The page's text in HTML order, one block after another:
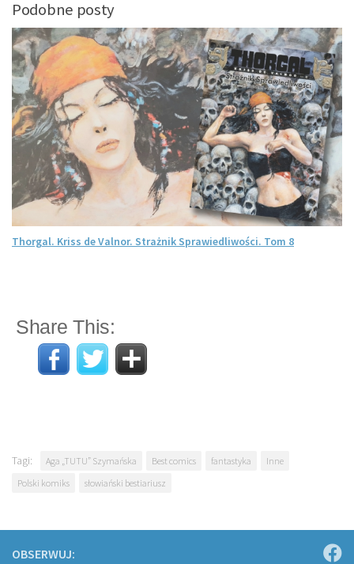
Podobne posty
Thorgal. Kriss de Valnor. Strażnik Sprawiedliwości. Tom 8
Share This:
Tagi: Aga „TUTU” Szymańska Best comics fantastyka
Inne
Polski komiks
słowiański bestiariusz
OBSERWUJ: